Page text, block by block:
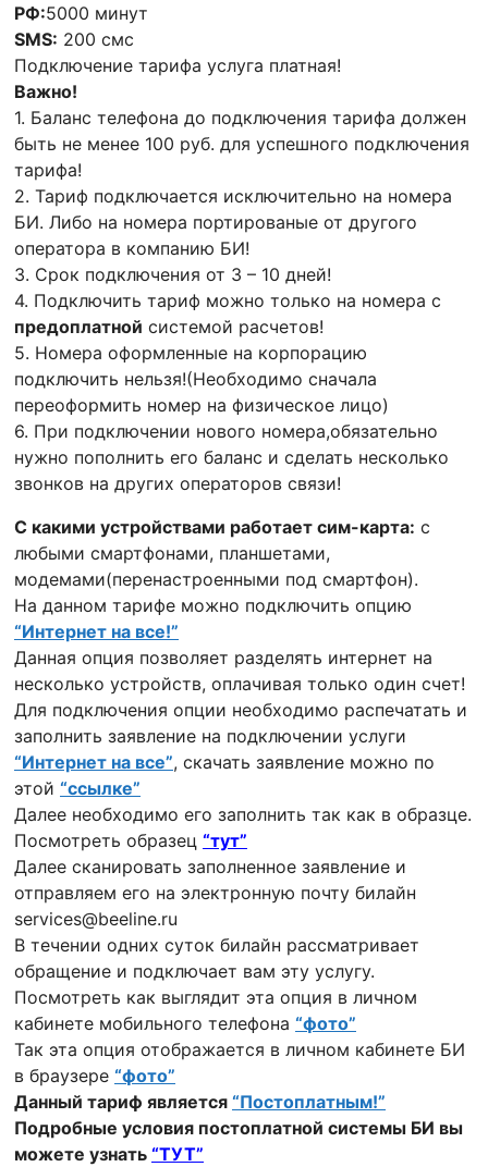
РФ:5000 минут
SMS: 200 смс
Подключение тарифа услуга платная!
Важно!
1. Баланс телефона до подключения тарифа должен
быть не менее 100 руб. для успешного подключения
тарифа!
2. Тариф подключается исключительно на номера
БИ. Либо на номера портированые от другого
оператора в компанию БИ!
3. Срок подключения от 3 – 10 дней!
4. Подключить тариф можно только на номера с
предоплатной системой расчетов!
5. Номера оформленные на корпорацию
подключить нельзя!(Необходимо сначала
переоформить номер на физическое лицо)
6. При подключении нового номера,обязательно
нужно пополнить его баланс и сделать несколько
звонков на других операторов связи!
С какими устройствами работает сим-карта: с
любыми смартфонами, планшетами,
модемами(перенастроенными под смартфон).
На данном тарифе можно подключить опцию
“Интернет на все!”
Данная опция позволяет разделять интернет на
несколько устройств, оплачивая только один счет!
Для подключения опции необходимо распечатать и
заполнить заявление на подключении услуги
“Интернет на все”, скачать заявление можно по
этой “ссылке”
Далее необходимо его заполнить так как в образце.
Посмотреть образец “тут”
Далее сканировать заполненное заявление и
отправляем его на электронную почту билайн
services@beeline.ru
В течении одних суток билайн рассматривает
обращение и подключает вам эту услугу.
Посмотреть как выглядит эта опция в личном
кабинете мобильного телефона “фото”
Так эта опция отображается в личном кабинете БИ
в браузере “фото”
Данный тариф является “Постоплатным!”
Подробные условия постоплатной системы БИ вы
можете узнать “ТУТ”